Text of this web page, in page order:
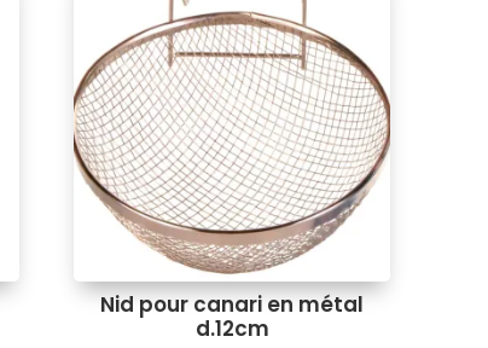
Nid pour canari en métal
d.12cm